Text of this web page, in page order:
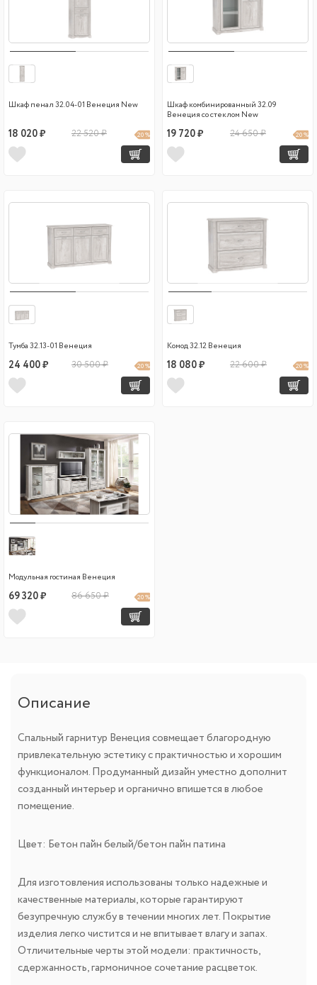
Шкаф пенал 32.04-01 Венеция New
18 020 ₽ 22 520 ₽ 20 %
Шкаф комбинированный 32.09
Венеция со стеклом New
19 720 ₽ 24 650 ₽ 20 %
Тумба 32.13-01 Венеция
24 400 ₽ 30 500 ₽ 20 %
Комод 32.12 Венеция
18 080 ₽ 22 600 ₽ 20 %
Модульная гостиная Венеция
69 320 ₽ 86 650 ₽ 20 %
Описание
Спальный гарнитур Венеция совмещает благородную
привлекательную эстетику с практичностью и хорошим
функционалом. Продуманный дизайн уместно дополнит
созданный интерьер и органично впишется в любое
помещение.
Цвет: Бетон пайн белый/бетон пайн патина
Для изготовления использованы только надежные и
качественные материалы, которые гарантируют
безупречную службу в течении многих лет. Покрытие
изделия легко чистится и не впитывает влагу и запах.
Отличительные черты этой модели: практичность,
сдержанность, гармоничное сочетание расцветок.